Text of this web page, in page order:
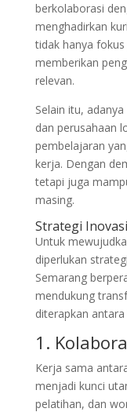
berkolaborasi
menghadirkan
tidak hanya
memberikan
relevan.
Selain itu,
dan perusahaan
pembelajaran
kerja. Dengan
tetapi juga
masing.
Strategi
Untuk
diperlukan
Semarang
mendukung
diterapkan antara
1.
Kerja sama
menjadi kunci
pelatihan, dan